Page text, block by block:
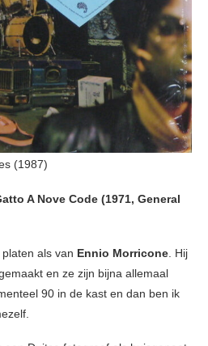
(1987)
A Nove Code (1971, General
als van Ennio Morricone . Hij
en ze zijn bijna allemaal
90 in de kast en dan ben ik